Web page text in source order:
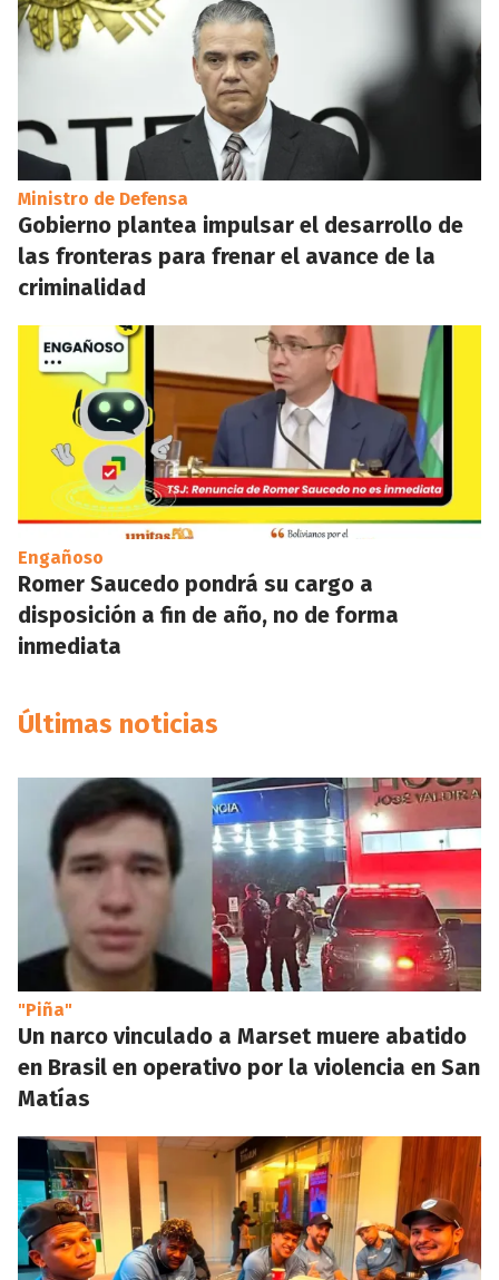
Ministro de Defensa
Gobierno plantea impulsar el desarrollo de
las fronteras para frenar el avance de la
criminalidad
Engañoso
Romer Saucedo pondrá su cargo a
disposición a fin de año, no de forma
inmediata
Últimas noticias
"Piña"
Un narco vinculado a Marset muere abatido
en Brasil en operativo por la violencia en San
Matías